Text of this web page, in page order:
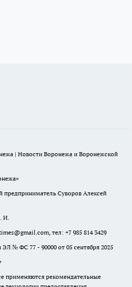
| Новости Воронежа и Воронежской
Суворов Алексей
И.
тел: +7 985 814 3429
ЭЛ № ФС 77 - 90000 от 05 сентября 2025
применяются рекомендательные